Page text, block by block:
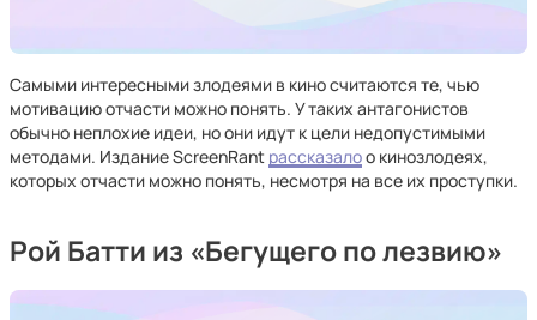
Самыми интересными злодеями в кино считаются те, чью
мотивацию отчасти можно понять. У таких антагонистов
обычно неплохие идеи, но они идут к цели недопустимыми
методами. Издание ScreenRant рассказалоо кинозлодеях,
которых отчасти можно понять, несмотря на все их проступки.
Рой Батти из «Бегущего по лезвию»